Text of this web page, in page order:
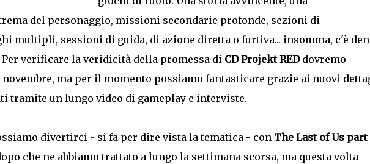
del personaggio, missioni secondarie profonde, sezioni di
multipli, sessioni di guida, di azione diretta o furtiva... insomma, c'è
verificare la veridicità della promessa di CD Projekt REDdovremo
ma per il momento possiamo fantasticare grazie ai nuovi
tramite un lungo video di gameplay e interviste.
divertirci - si fa per dire vista la tematica - con The Last of Us part
che ne abbiamo trattato a lungo la settimana scorsa, ma questa volta